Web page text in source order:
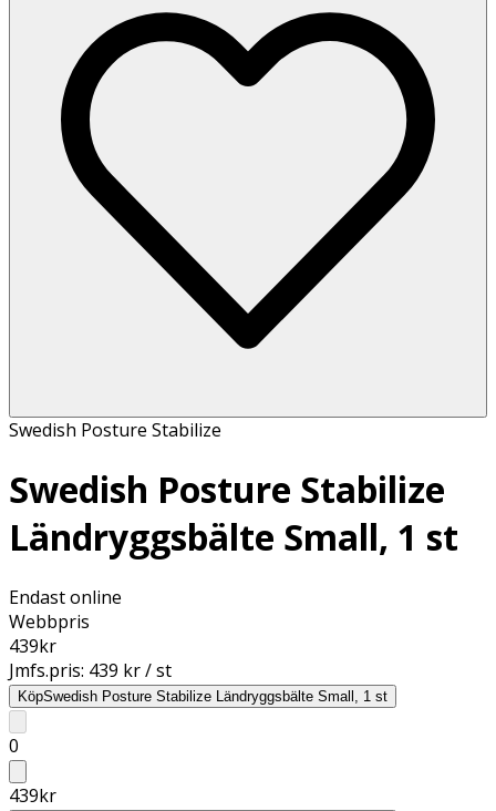
Swedish Posture Stabilize
Swedish Posture Stabilize
Ländryggsbälte Small, 1 st
Endast online
Webbpris
439kr
Jmfs.pris: 439 kr / st
KöpSwedish Posture Stabilize Ländryggsbälte Small, 1 st
0
439kr